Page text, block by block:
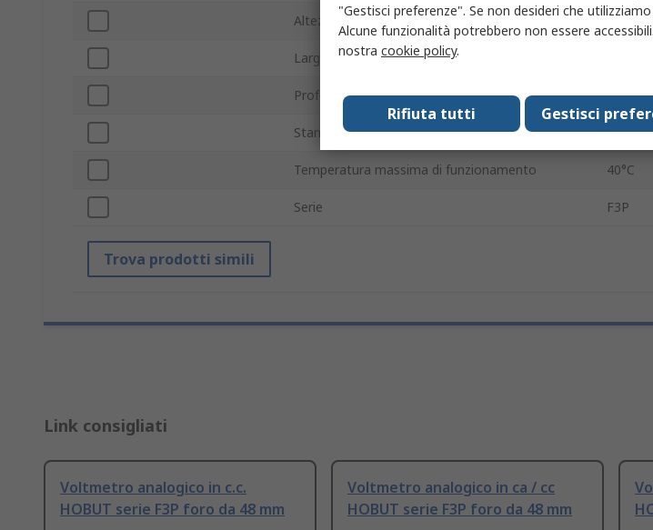
Altezza foro pannello 48mm
Larghezza foro pannello
Profondità 15mm
Standard/Approvazioni IEC
Temperatura massima di funzionamento 40°C
Serie F3P
Trova prodotti simili
Link consigliati
Voltmetro analogico in c.c.
HOBUT serie F3P foro da 48 mm
Voltmetro analogico in ca / cc
HOBUT serie F3P foro da 48 mm
"Gestisci preferenze". Se non desideri che
Alcune funzionalità potrebbero non essere
nostra cookie policy.
Gestisci
Rifiuta tutti